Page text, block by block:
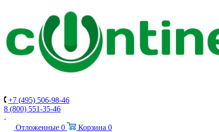
+7 (495) 506-98-46
8 (800) 551-35-46
Отложенные 0 Корзина 0